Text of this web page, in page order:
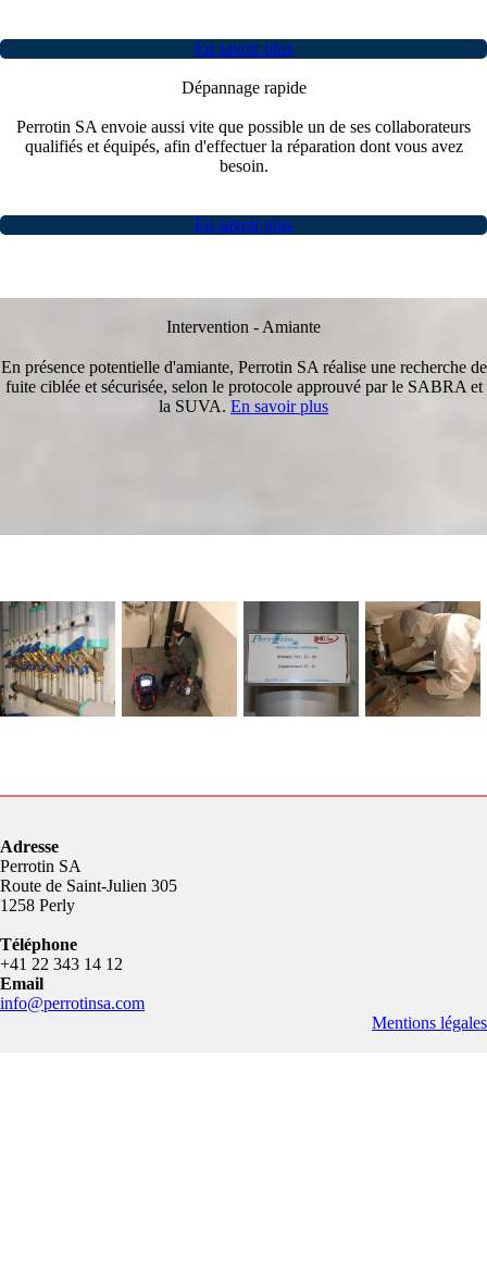
En savoir plus
Dépannage rapide
Perrotin SA envoie aussi vite que possible un de ses collaborateurs
qualifiés et équipés, afin d'effectuer la réparation dont vous avez
besoin.
En savoir plus
Intervention - Amiante
En présence potentielle d'amiante, Perrotin SA réalise une recherche de
fuite ciblée et sécurisée, selon le protocole approuvé par le SABRA et
la SUVA. En savoir plus
Adresse
Perrotin SA
Route de Saint-Julien 305
1258 Perly
Téléphone
+41 22 343 14 12
Email
info@perrotinsa.com
Mentions légales